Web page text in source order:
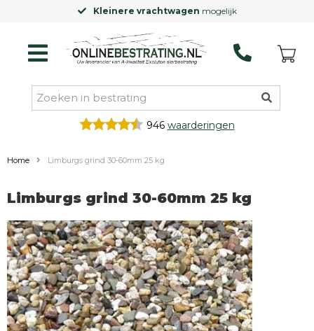
Kleinere vrachtwagen mogelijk
946 waarderingen
Home Limburgs grind 30-60mm 25 kg
Limburgs grind 30-60mm 25 kg